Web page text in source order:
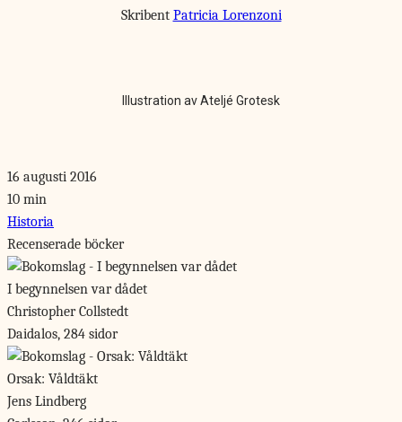
Skribent Patricia Lorenzoni
Illustration av Ateljé Grotesk
16 augusti 2016
10 min
Historia
Recenserade böcker
I begynnelsen var dådet
Christopher Collstedt
Daidalos, 284 sidor
Orsak: Våldtäkt
Jens Lindberg